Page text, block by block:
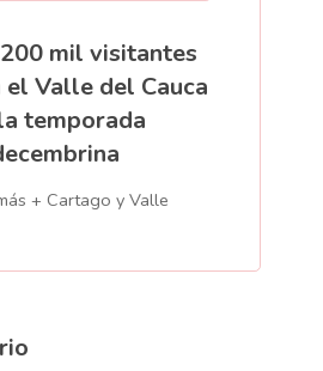
mil visitantes
Valle del Cauca
temporada
+ Cartago y Valle